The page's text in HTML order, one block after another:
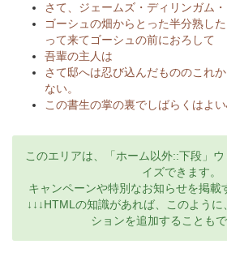
さて、ジェームズ・ディリンガム
ゴーシュの畑からとった半分熟し
って来てゴーシュの前におろして
吾輩の主人は
さて邸へは忍び込んだもののこれ
ない。
この書生の掌の裏でしばらくはよ
このエリアは、「ホーム以外::下段」
イズできます。
キャンペーンや特別なお知らせを掲載
↓↓↓HTMLの知識があれば、このよう
ションを追加することもで